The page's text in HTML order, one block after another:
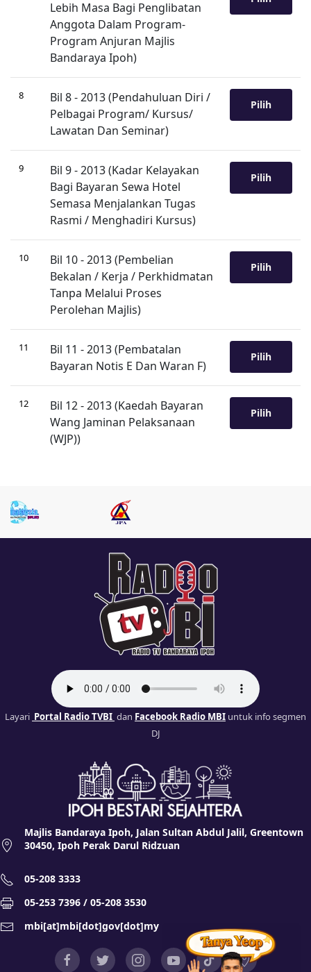
Lebih Masa Bagi Penglibatan
Anggota Dalam Program-
Program Anjuran Majlis
Bandaraya Ipoh)
8
Bil 8 - 2013 (Pendahuluan Diri /
Pelbagai Program/ Kursus/
Lawatan Dan Seminar)
Pilih
9
Bil 9 - 2013 (Kadar Kelayakan
Bagi Bayaran Sewa Hotel
Semasa Menjalankan Tugas
Rasmi / Menghadiri Kursus)
Pilih
10
Bil 10 - 2013 (Pembelian
Bekalan / Kerja / Perkhidmatan
Tanpa Melalui Proses
Perolehan Majlis)
Pilih
11
Bil 11 - 2013 (Pembatalan
Bayaran Notis E Dan Waran F)
Pilih
12
Bil 12 - 2013 (Kaedah Bayaran
Wang Jaminan Pelaksanaan
(WJP))
Pilih
Layari Portal Radio TVBI dan Facebook Radio MBI untuk info segmen
DJ
Majlis Bandaraya Ipoh, Jalan Sultan Abdul Jalil, Greentown
30450, Ipoh Perak Darul Ridzuan
05-208 3333
05-253 7396 / 05-208 3530
mbi[at]mbi[dot]gov[dot]my